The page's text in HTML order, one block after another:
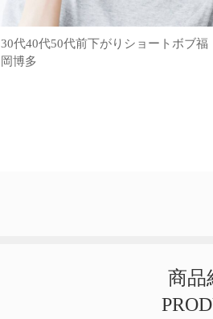
30代40代50代前下がりショートボブ福
岡博多
商品